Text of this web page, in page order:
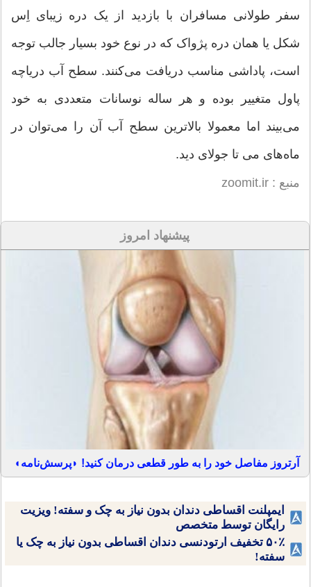
سفر طولانی مسافران با بازدید از یک دره زیبای اِس
شکل یا همان دره پژواک که در نوع خود بسیار جالب توجه
است، پاداشی مناسب دریافت می‌کنند. سطح آب دریاچه
پاول متغییر بوده و هر ساله نوسانات متعددی به خود
می‌بیند اما معمولا بالاترین سطح آب آن را می‌توان در
ماه‌های می تا جولای دید.
منبع : zoomit.ir
پیشنهاد امروز
آرتروز مفاصل خود را به طور قطعی درمان کنید! ◗پرسش‌نامه◖
ایمپلنت اقساطی دندان بدون نیاز به چک و سفته! ویزیت
رایگان توسط متخصص
۵۰٪ تخفیف ارتودنسی دندان اقساطی بدون نیاز به چک یا
سفته!